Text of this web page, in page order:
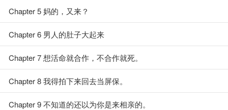
Chapter 5 妈的，又来？
Chapter 6 男人的肚子大起来
Chapter 7 想活命就合作，不合作就死。
Chapter 8 我得拍下来回去当屏保。
Chapter 9 不知道的还以为你是来相亲的。